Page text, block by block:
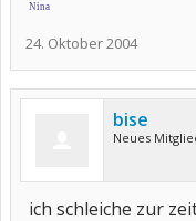
Nina
24. Oktober 2004
bise
Neues
ich schleiche zur